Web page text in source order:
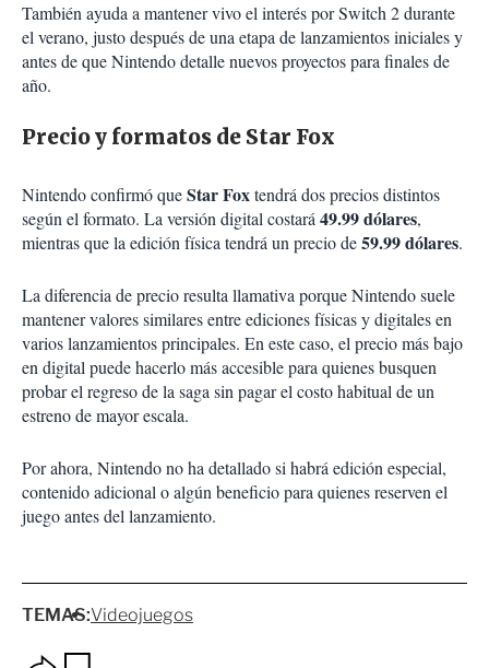
También ayuda a mantener vivo el interés por Switch 2 durante
el verano, justo después de una etapa de lanzamientos iniciales y
antes de que Nintendo detalle nuevos proyectos para finales de
año.
Precio y formatos de Star Fox
Nintendo confirmó queStar Foxtendrá dos precios distintos
según el formato. La versión digital costará49.99 dólares,
mientras que la edición física tendrá un precio de59.99 dólares.
La diferencia de precio resulta llamativa porque Nintendo suele
mantener valores similares entre ediciones físicas y digitales en
varios lanzamientos principales. En este caso, el precio más bajo
en digital puede hacerlo más accesible para quienes busquen
probar el regreso de la saga sin pagar el costo habitual de un
estreno de mayor escala.
Por ahora, Nintendo no ha detallado si habrá edición especial,
contenido adicional o algún beneficio para quienes reserven el
juego antes del lanzamiento.
TEMAS:Videojuegos